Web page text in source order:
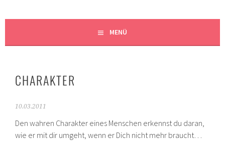
MENÜ
CHARAKTER
10.03.2011
Den wahren Charakter eines Menschen erkennst du daran,
wie er mit dir umgeht, wenn er Dich nicht mehr braucht…